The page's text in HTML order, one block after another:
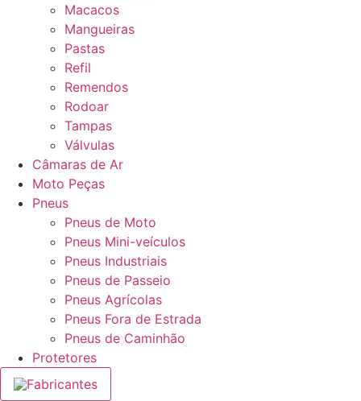
Macacos
Mangueiras
Pastas
Refil
Remendos
Rodoar
Tampas
Válvulas
Câmaras de Ar
Moto Peças
Pneus
Pneus de Moto
Pneus Mini-veículos
Pneus Industriais
Pneus de Passeio
Pneus Agrícolas
Pneus Fora de Estrada
Pneus de Caminhão
Protetores
Fabricantes